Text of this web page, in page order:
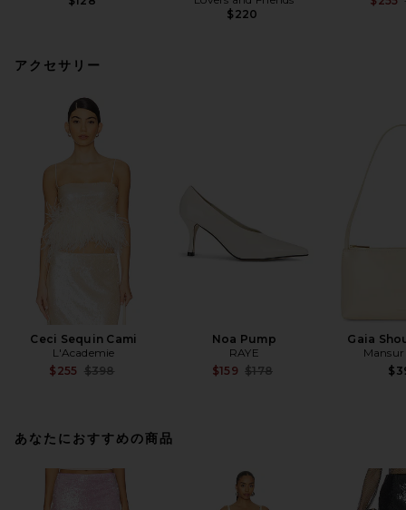
$220
アクセサリー
Ceci Sequin Cami
L'Academie
$255 Previous price:
$398
Noa Pump
RAYE
$159 Previous price:
$178
Gaia
あなたにおすすめの商品